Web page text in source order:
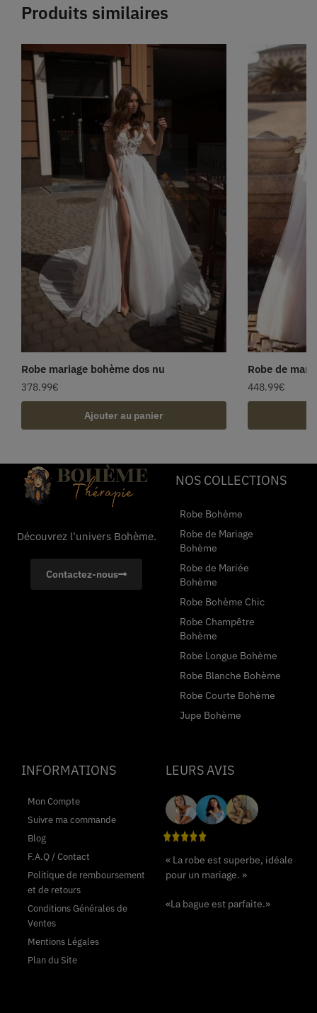
Produits similaires
Robe mariage bohème dos nu
378.99€
Ajouter au panier
Robe de
448.99€
Découvrez l'univers Bohème.
Contactez-nous
NOS COLLECTIONS
Robe Bohème
Robe de Mariage
Bohème
Robe de Mariée
Bohème
Robe Bohème Chic
Robe Champêtre
Bohème
Robe Longue Bohème
Robe Blanche Bohème
Robe Courte Bohème
Jupe Bohème
INFORMATIONS
Mon Compte
Suivre ma commande
Blog
F.A.Q / Contact
Politique de remboursement
et de retours
Conditions Générales de
Ventes
Mentions Légales
Plan du Site
LEURS AVIS
« La robe est superbe, idéale
pour un mariage. »
«La bague est parfaite.»